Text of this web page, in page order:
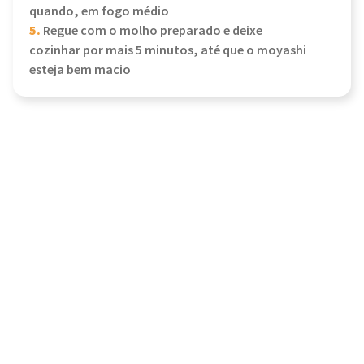
quando, em fogo médio
5. Regue com o molho preparado e deixe
cozinhar por mais 5 minutos, até que o moyashi
esteja bem macio